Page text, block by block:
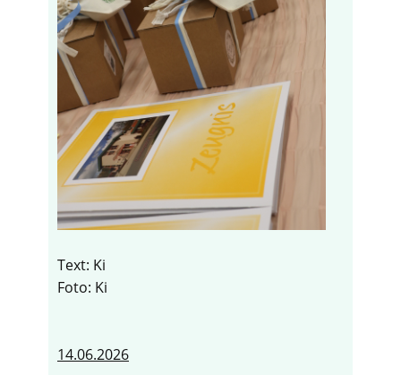
Text: Ki
Foto: Ki
14.06.2026